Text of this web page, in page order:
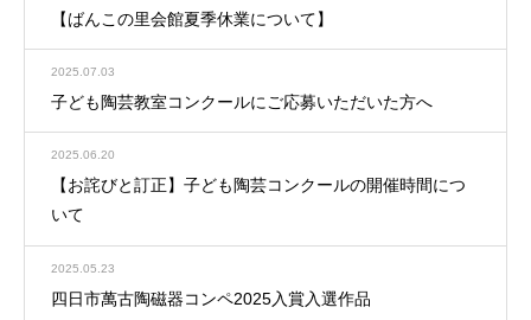
【ばんこの里会館夏季休業について】
2025.07.03
子ども陶芸教室コンクールにご応募いただいた方へ
2025.06.20
【お詫びと訂正】子ども陶芸コンクールの開催時間につ
いて
2025.05.23
四日市萬古陶磁器コンペ2025入賞入選作品